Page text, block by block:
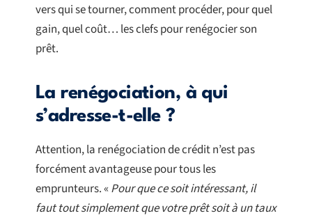
vers qui se tourner, comment procéder, pour quel
gain, quel coût… les clefs pour renégocier son
prêt.
La renégociation, à qui
s’adresse-t-elle ?
Attention, la renégociation de crédit n’est pas
forcément avantageuse pour tous les
emprunteurs. «Pour que ce soit intéressant, il
faut tout simplement que votre prêt soit à un taux